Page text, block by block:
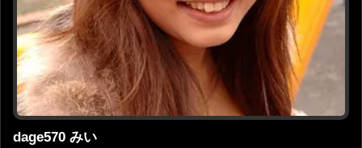
dage570 みい